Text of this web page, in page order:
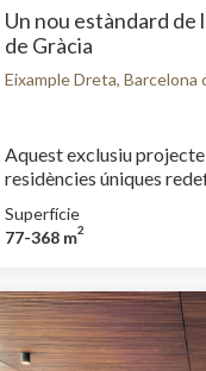
Un nou estàndard de
de Gràcia
Eixample Dreta, Barcelona
Aquest exclusiu
residències úniques
passos de l’icònic
immediat a les firmes
amb una visió
enclavament
avantguardista,
Superfície
77-368 m2